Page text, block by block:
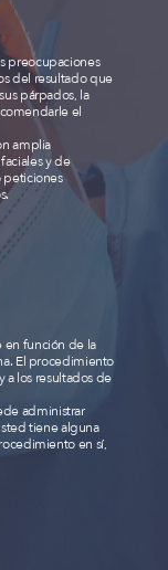
preocupaciones
del resultado que
párpados, la
el
amplia
y de
peticiones
en función de la
El procedimiento
a los resultados de
administrar
tiene alguna
en sí,